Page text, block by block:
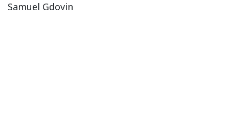
Samuel Gdovin